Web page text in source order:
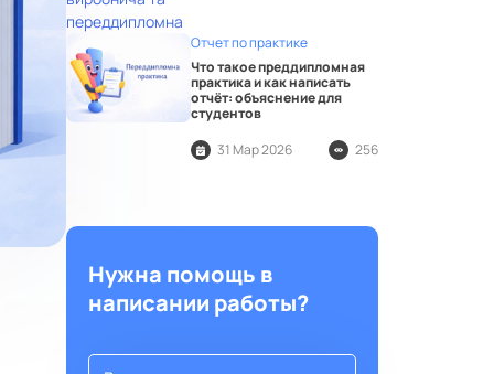
Отчет по практике
Что такое преддипломная
практика и как написать
отчёт: объяснение для
студентов
31 Мар 2026
256
Нужна помощь в
написании работы?